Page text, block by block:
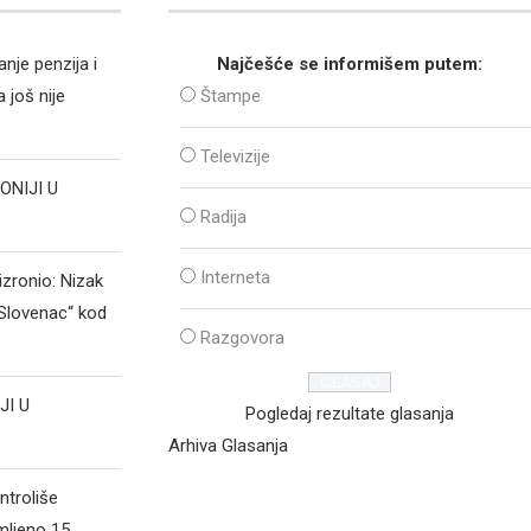
penzija i
još nije
U
Nizak
kod
U
Najčešće se informišem putem:
Štampe
Televizije
Radija
Interneta
Razgovora
Pogledaj rezultate glasanja
Arhiva Glasanja